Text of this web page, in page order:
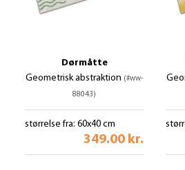
Dørmåtte
Geometrisk abstraktion (#ww-
88043)
størrelse fra: 60x40 cm
349.00 kr.